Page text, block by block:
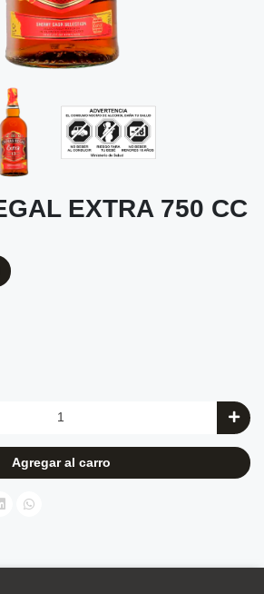
EXTRA 750 CC
Agregar al carro